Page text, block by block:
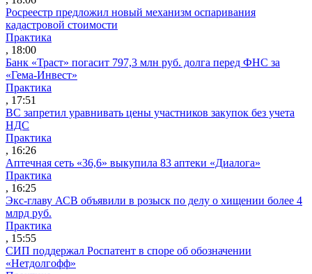
Росреестр предложил новый механизм оспаривания
кадастровой стоимости
Практика
, 18:00
Банк «Траст» погасит 797,3 млн руб. долга перед ФНС за
«Гема-Инвест»
Практика
, 17:51
ВС запретил уравнивать цены участников закупок без учета
НДС
Практика
, 16:26
Аптечная сеть «36,6» выкупила 83 аптеки «Диалога»
Практика
, 16:25
Экс-главу АСВ объявили в розыск по делу о хищении более 4
млрд руб.
Практика
, 15:55
СИП поддержал Роспатент в споре об обозначении
«Нетдолгофф»